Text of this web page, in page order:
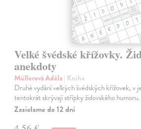
Velké švédské křížovky.
anekdoty
Müllerová Adéla| Kniha
Druhé vydání velkých švédských křížovek, v
tentokrát skrývají střípky židovského humoru.
Zasielame do 12 dní